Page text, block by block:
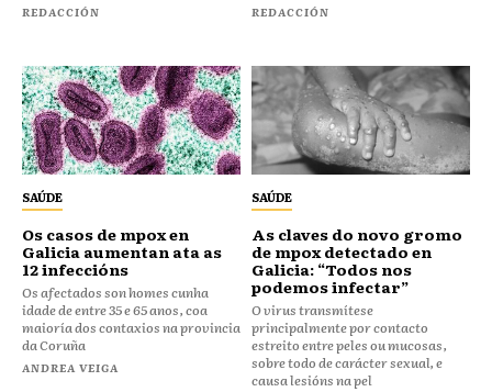
REDACCIÓN REDACCIÓN
SAÚDE
Os casos de mpox en
Galicia aumentan ata as
12 infeccións
Os afectados son homes cunha
idade de entre 35 e 65 anos, coa
maioría dos contaxios na provincia
da Coruña
ANDREA VEIGA
SAÚDE
As claves do novo gromo
de mpox detectado en
Galicia: “Todos nos
podemos infectar”
O virus transmítese
principalmente por contacto
estreito entre peles ou mucosas,
sobre todo de carácter sexual, e
causa lesións na pel